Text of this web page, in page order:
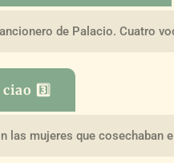
de Palacio. Cuatro
ciao 3️⃣
las mujeres que cosechaban